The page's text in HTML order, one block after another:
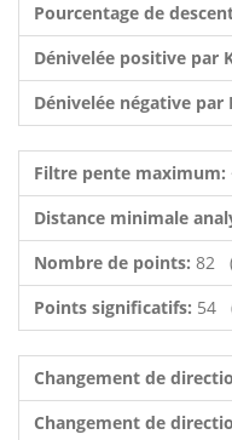
Pourcentage de
Dénivelée positive par
Dénivelée négative par
Filtre pente maximum:
Distance minimale
Nombre de points: 82
Points significatifs: 54
Changement de
Changement de